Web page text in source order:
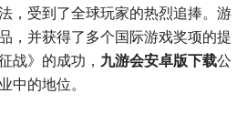
，受到了全球玩家的热烈追捧。游
，并获得了多个国际游戏奖项的提
战》的成功， 九游会安卓版下载公
中的地位。